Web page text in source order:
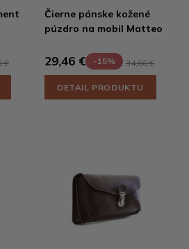
€
Čierne pánske kožené
púzdro na mobil Matteo
29,46 € -15% 34,66 €
DETAIL PRODUKTU